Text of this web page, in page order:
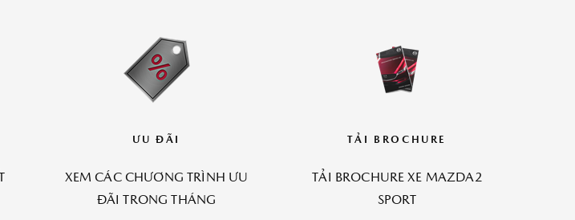
ƯU ĐÃI
XEM CÁC CHƯƠNG TRÌNH ƯU
ĐÃI TRONG THÁNG
TẢI BROCHURE
TẢI BROCHURE XE MAZDA2
SPORT